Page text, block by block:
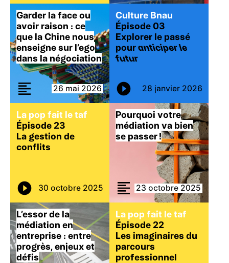
Garder la face ou
avoir raison : ce
que la Chine nous
enseigne sur l’ego
dans la négociation
26 mai 2026
Culture Bnau
Épisode 03
Explorer le passé
pouranticiper le
futur
28 janvier 2026
La pop fait le taf
Épisode 23
La gestion de
conflits
30 octobre 2025
Pourquoi votre
médiation va bien
se passer !
23 octobre 2025
L’essor de la
médiation en
entreprise : entre
progrès, enjeux et
défis
La pop fait le taf
Épisode 22
Les imaginaires du
parcours
professionnel